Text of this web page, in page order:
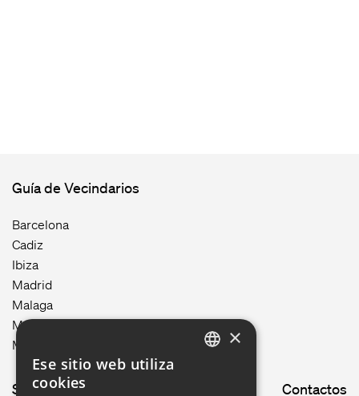
Guía de Vecindarios
Barcelona
Cadiz
Ibiza
Madrid
Malaga
Mallorca
Menorca
Site map Contactos
×
Ese sitio web utiliza
cookies